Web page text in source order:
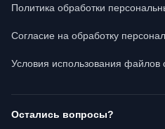
Политика обработки
Согласие на обработку
Условия использования файлов
Остались вопросы?